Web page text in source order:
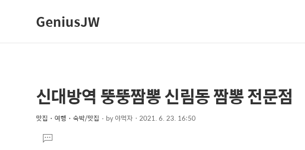
GeniusJW
상
세
컨
텐
본
문
제
신대방역 뚱뚱짬뽕 신림동 짬뽕 전문점
맛집・여행・숙박/맛집 by야먹자 2021. 6. 23. 16:50
문댓
글